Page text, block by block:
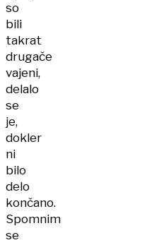
so
bili
takrat
drugače
vajeni,
delalo
se
je,
dokler
ni
bilo
delo
končano.
Spomnim
se